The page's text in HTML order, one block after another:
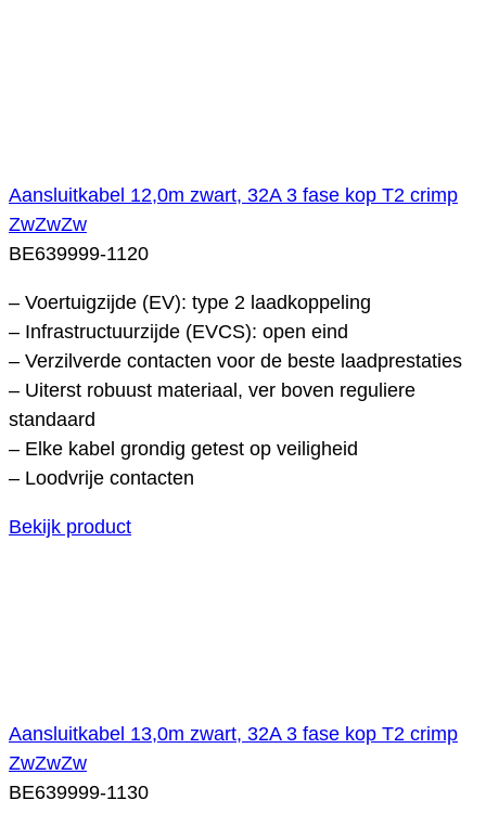
Aansluitkabel 12,0m zwart, 32A 3 fase kop T2 crimp
ZwZwZw
BE639999-1120
– Voertuigzijde (EV): type 2 laadkoppeling
– Infrastructuurzijde (EVCS): open eind
– Verzilverde contacten voor de beste laadprestaties
– Uiterst robuust materiaal, ver boven reguliere
standaard
– Elke kabel grondig getest op veiligheid
– Loodvrije contacten
Bekijk product
Aansluitkabel 13,0m zwart, 32A 3 fase kop T2 crimp
ZwZwZw
BE639999-1130